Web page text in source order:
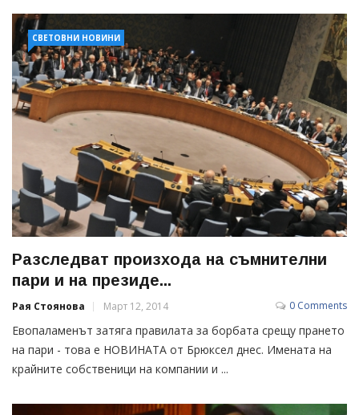
СВЕТОВНИ НОВИНИ
Разследват произхода на съмнителни
пари и на президе...
Рая Стоянова Март 12, 2014 0 Comments
Евопаламенът затяга правилата за борбата срещу прането
на пари - това е НОВИНАТА от Брюксел днес. Имената на
крайните собственици на компании и ...